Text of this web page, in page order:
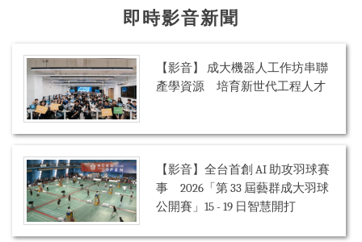
即時影音新聞
【影音】 成大機器人工作坊串聯
產學資源 培育新世代工程人才
【影音】全台首創 AI 助攻羽球賽
事 2026「第 33 屆藝群成大羽球
公開賽」15 - 19 日智慧開打